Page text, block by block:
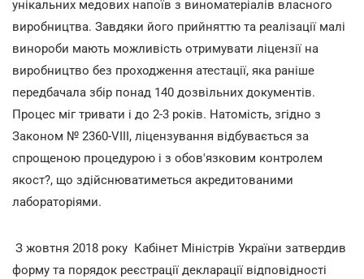
унікальних медових напоїв з виноматеріалів власного
виробництва. Завдяки його прийняттю та реалізації малі
винороби мають можливість отримувати ліцензії на
виробництво без проходження атестації, яка раніше
передбачала збір понад 140 дозвільних документів.
Процес міг тривати і до 2-3 років. Натомість, згідно з
Законом № 2360-VIII, ліцензування відбувається за
спрощеною процедурою і з обов'язковим контролем
якост?, що здійснюватиметься акредитованими
лабораторіями.
З жовтня 2018 року Кабінет Міністрів України затвердив
форму та порядок реєстрації декларації відповідності